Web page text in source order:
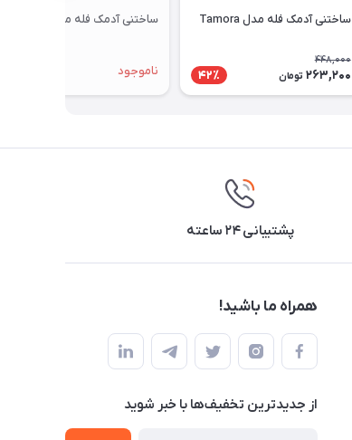
ساختنی آدمک فله مدل Tamora
448,000
263,200 تومان 42٪
ساختنی آدمک فله مدل Thanos
ناموجود
پشتیبانی ۲۴ ساعته
همراه ما باشید!
از جدید‌ترین تخفیف‌ها با‌ خبر شوید